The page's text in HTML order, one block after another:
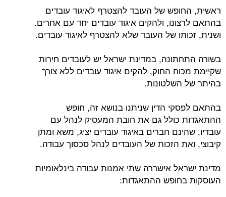
ראשית, החופש של העובד להצטרף לאיגוד עובדים
בהתאם לרצונו, ולהקים איגוד עובדים יחד עם אחרים.
ושנית, זכותו של העובד שלא להצטרף לאיגוד עובדים.
בשורה התחתונה, במדינת ישראל יש לעובדים חירות
שקיימת מכוח החוק, להקים איגוד עובדים ללא צורך
בהיתר של השלטונות.
בהתאם לפסקי הדין שניתנו בנושא זה, חופש
ההתאגדות כולל גם את חובת המעסיק לנהל עם
עובדיו, שהינם חברים באיגוד עובדים יציג, משא ומתן
קיבוצי, ואת הזכות של העובדים לנהל סכסוך עבודה.
מדינת ישראל אישררה שתי אמנות עבודה בינלאומיות
העוסקות בחופש ההתאגדות: